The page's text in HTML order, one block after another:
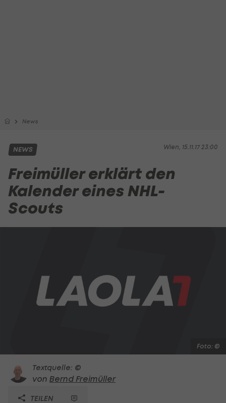
News
Wien, 15.11.17 23:00
NEWS
Freimüller erklärt den
Kalender eines NHL-
Scouts
Foto: ©
Textquelle: ©
von Bernd Freimüller
TEILEN